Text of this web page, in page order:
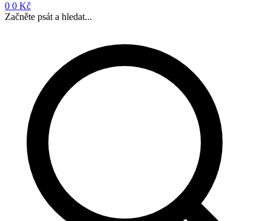
0 0 Kč
Začněte psát a hledat...